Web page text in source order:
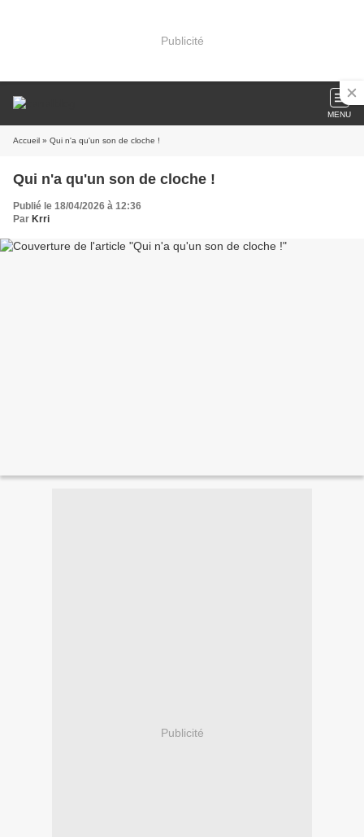
Publicité
MENU
Accueil » Qui n'a qu'un son de cloche !
Qui n'a qu'un son de cloche !
Publié le 18/04/2026 à 12:36
Par Krri
Publicité